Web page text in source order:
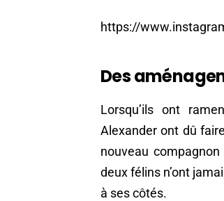
https://
Des
Lorsqu’ils ont
Alexander ont dû
nouveau
deux félins n’ont
à ses côtés.